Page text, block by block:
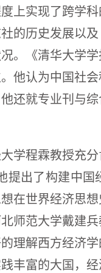
上实现了跨学
的历史发展以
。《清华大学
他认为中国社
还就专业刊与
学程霖教授充
出了构建中
在世界经济思
师范大学戴建
理解西方经济
丰富的大国，